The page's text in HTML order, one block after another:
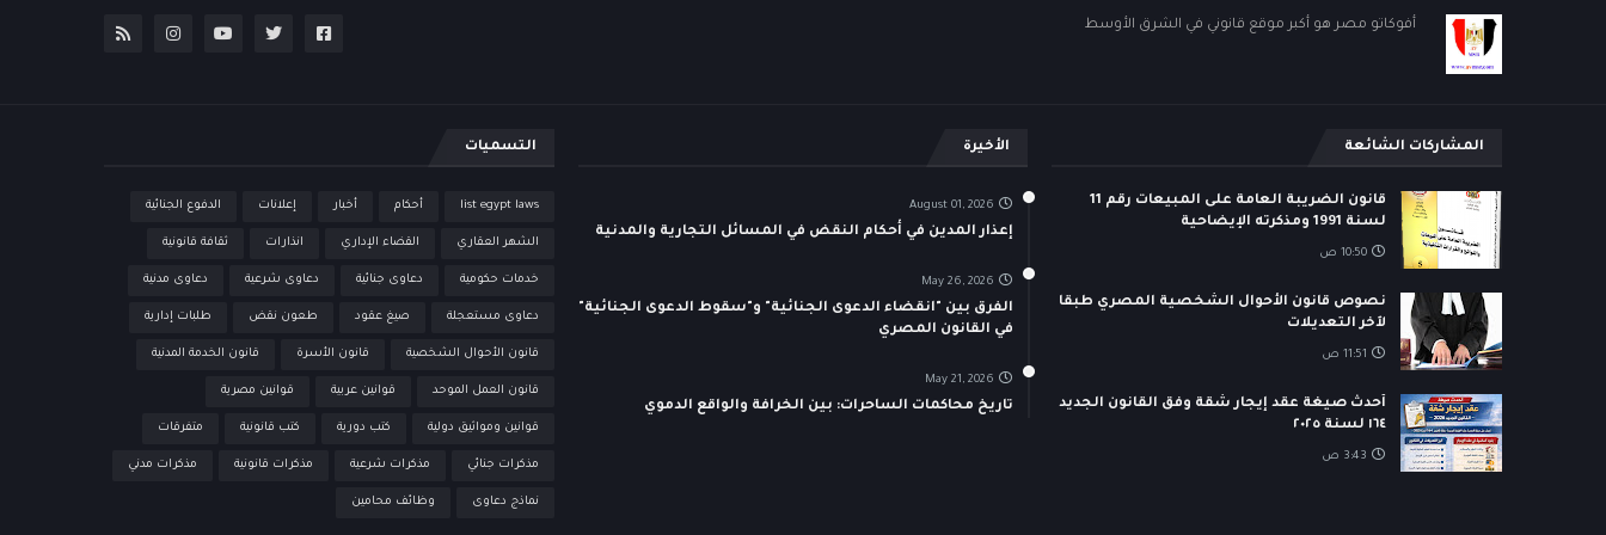
أفوكاتو مصر هو أكبر موقع قانوني في الشرق الأوسط
المشاركات الشائعة
قانون الضريبة العامة على المبيعات رقم 11
لسنة 1991 ومذكرته الإيضاحية
10:50 ص
نصوص قانون الأحوال الشخصية المصري طبقا
لآخر التعديلات
11:51 ص
أحدث صيغة عقد إيجار شقة وفق القانون الجديد
١٦٤ لسنة ٢٠٢٥
3:43 ص
الأخيرة
August 01, 2026
إعذار المدين في أحكام النقض في المسائل التجارية والمدنية
May 26, 2026
الفرق بين "انقضاء الدعوى الجنائية" و"سقوط الدعوى الجنائية"
في القانون المصري
May 21, 2026
تاريخ محاكمات الساحرات: بين الخرافة والواقع الدموي
التسميات
list egypt laws أحكام أخبار إعلانات الدفوع الجنائية
الشهر العقاري القضاء الإداري انذارات ثقافة قانونية
خدمات حكومية دعاوى جنائية دعاوى شرعية دعاوى مدنية
دعاوى مستعجلة صيغ عقود طعون نقض طلبات إدارية
قانون الأحوال الشخصية قانون الأسرة قانون الخدمة المدنية
قانون العمل الموحد قوانين عربية قوانين مصرية
قوانين ومواثيق دولية كتب دورية كتب قانونية متفرقات
مذكرات جنائي مذكرات شرعية مذكرات قانونية مذكرات مدني
نماذج دعاوى وظائف محامين